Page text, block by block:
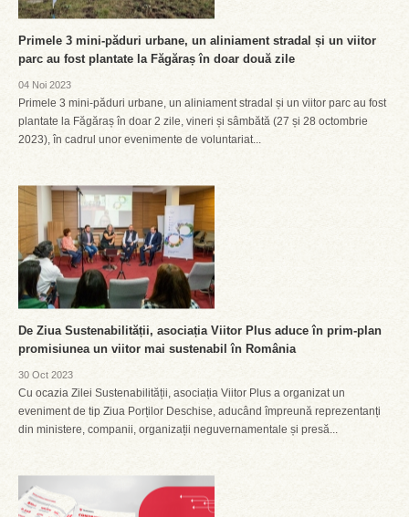
Primele 3 mini-păduri urbane, un aliniament stradal și un viitor
parc au fost plantate la Făgăraș în doar două zile
04 Noi 2023
Primele 3 mini-păduri urbane, un aliniament stradal și un viitor parc au fost
plantate la Făgăraș în doar 2 zile, vineri și sâmbătă (27 și 28 octombrie
2023), în cadrul unor evenimente de voluntariat...
De Ziua Sustenabilității, asociația Viitor Plus aduce în prim-plan
promisiunea un viitor mai sustenabil în România
30 Oct 2023
Cu ocazia Zilei Sustenabilității, asociația Viitor Plus a organizat un
eveniment de tip Ziua Porților Deschise, aducând împreună reprezentanți
din ministere, companii, organizații neguvernamentale și presă...